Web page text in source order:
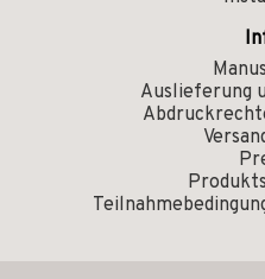
Auslieferung